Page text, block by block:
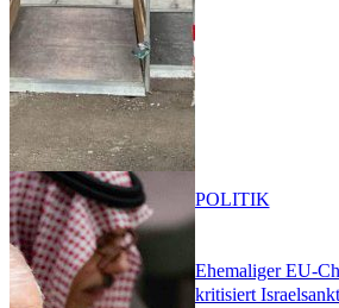
Ehemaliger EU-
kritisiert
POLITIK